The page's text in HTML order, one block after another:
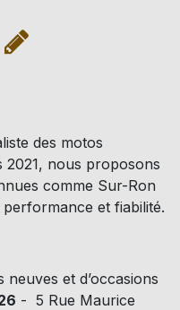
des motos
2021, nous proposons
comme Sur-Ron
et fiabilité.
et d’occasions
- 5 Rue Maurice